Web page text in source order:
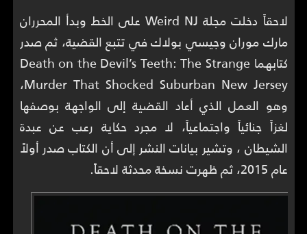
لاحقاً دخلت مجلة Weird NJ على الخط وبدأ المحرران
مارك موران وجيسي بولاك في تتبع القضية، ثم صدر
كتابهما Death on the Devil’s Teeth: The Strange
Murder That Shocked Suburban New Jersey،
وهو العمل الذي أعاد القضية إلى الواجهة بوصفها
لغزاً جنائياً واجتماعياً، لا مجرد حكاية رعب عن عبدة
الشيطان ، وتشير بيانات النشر إلى أن الكتاب صدر أولاً
عام 2015، ثم ظهرت نسخة محدثة لاحقاً.